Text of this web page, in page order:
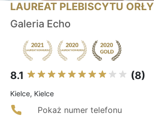
LAUREAT PLEBISCYTU ORŁY
Galeria Echo
8.1 (8)
Kielce, Kielce
Pokaż numer telefonu